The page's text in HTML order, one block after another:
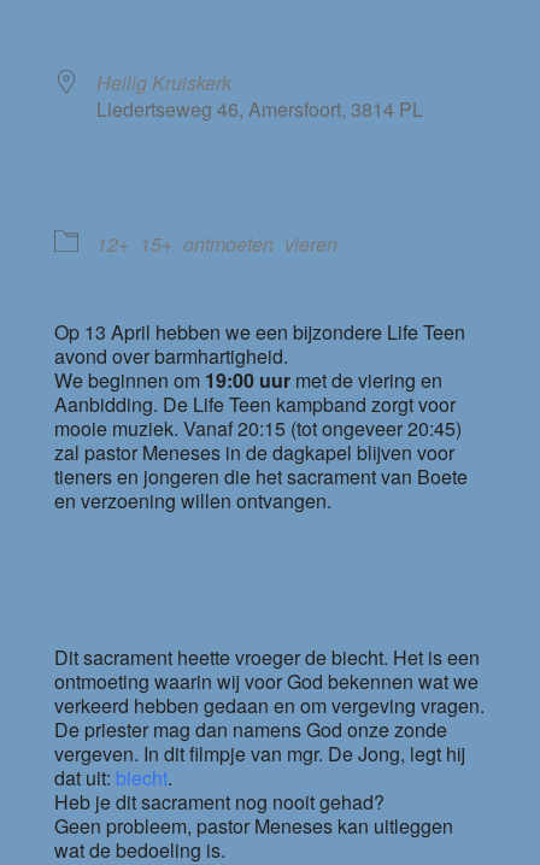
Heilig Kruiskerk
Liedertseweg 46, Amersfoort, 3814 PL
12+ 15+ ontmoeten vieren
Op 13 April hebben we een bijzondere Life Teen
avond over barmhartigheid.
We beginnen om 19:00 uurmet de viering en
Aanbidding. De Life Teen kampband zorgt voor
mooie muziek. Vanaf 20:15 (tot ongeveer 20:45)
zal pastor Meneses in de dagkapel blijven voor
tieners en jongeren die het sacrament van Boete
en verzoening willen ontvangen.
Dit sacrament heette vroeger de biecht. Het is een
ontmoeting waarin wij voor God bekennen wat we
verkeerd hebben gedaan en om vergeving vragen.
De priester mag dan namens God onze zonde
vergeven. In dit filmpje van mgr. De Jong, legt hij
dat uit: biecht.
Heb je dit sacrament nog nooit gehad?
Geen probleem, pastor Meneses kan uitleggen
wat de bedoeling is.